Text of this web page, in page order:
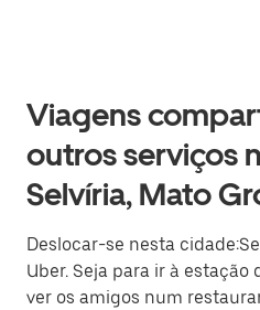
Viagens
outros serviços
Selvíria, Mato
Deslocar-se nesta
Uber. Seja para ir à
ver os amigos num